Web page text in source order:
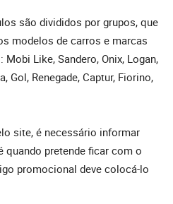
são divididos por grupos, que
modelos de carros e marcas
Like, Sandero, Onix, Logan,
Gol, Renegade, Captur, Fiorino,
site, é necessário informar
quando pretende ficar com o
promocional deve colocá-lo